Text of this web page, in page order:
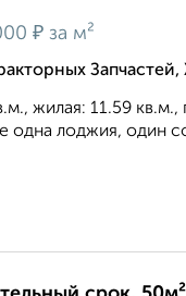
₽ за м²
жилая: 11.59
одна лоджия, один